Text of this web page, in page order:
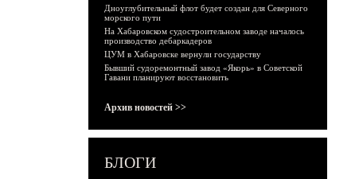
Дноуглубительный флот будет создан для Северного
морского пути
На Хабаровском судостроительном заводе началось
производство дебаркадеров
ЦУМ в Хабаровске вернули государству
Бывший судоремонтный завод «Якорь» в Советской
Гавани планируют восстановить
Архив новостей >>
БЛОГИ